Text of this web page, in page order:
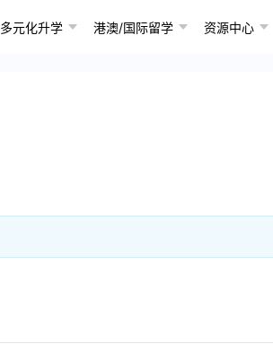
多元化升学 港澳/国际留学 资源中心